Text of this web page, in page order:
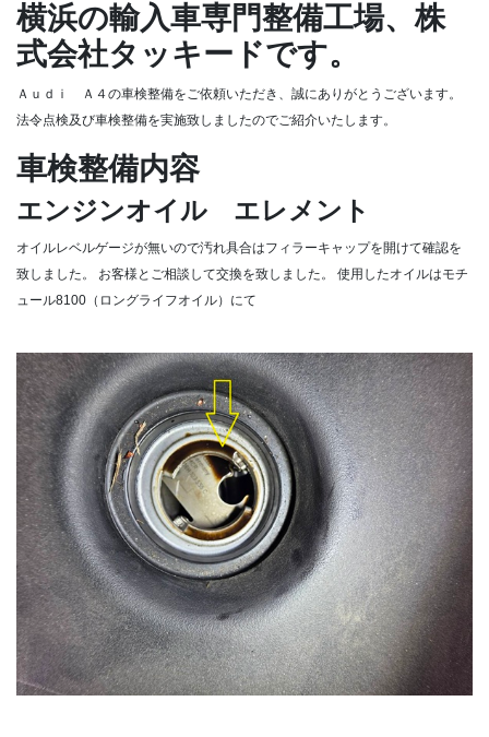
横浜の輸入車専門整備工場、株
式会社タッキードです。
Ａｕｄｉ Ａ４の車検整備をご依頼いただき、誠にありがとうございます。
法令点検及び車検整備を実施致しましたのでご紹介いたします。
車検整備内容
エンジンオイル エレメント
オイルレベルゲージが無いので汚れ具合はフィラーキャップを開けて確認を
致しました。
お客様とご相談して交換を致しました。
使用したオイルはモチ
ュール8100（ロングライフオイル）にて